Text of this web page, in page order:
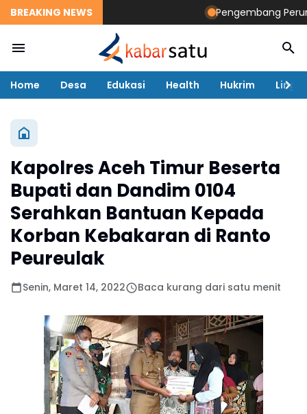
BREAKING NEWS Pengembang
Home Desa Edukasi Health Hukrim
Kapolres Aceh Timur Beserta
Bupati dan Dandim 0104
Serahkan Bantuan Kepada
Korban Kebakaran di Ranto
Peureulak
Senin, Maret 14, 2022 Baca kurang dari satu menit